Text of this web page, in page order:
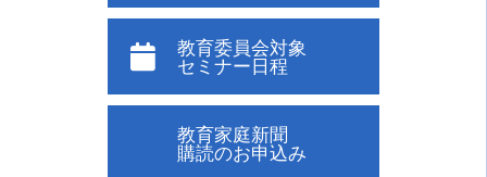
教育委員会対象
セミナー日程
教育家庭新聞
購読のお申込み